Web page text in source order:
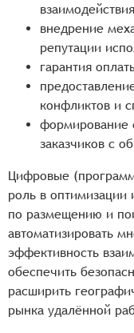
внедрение
репутации
гарантия
конфликтов и
формирование
заказчиков с
Цифровые
роль в оптимизации
по размещению и
автоматизировать
эффективность
обеспечить
расширить
рынка удалённой